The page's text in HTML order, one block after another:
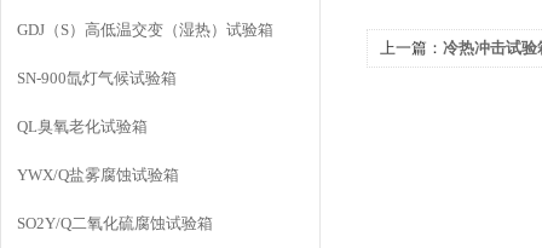
GDJ（S）高低温交变（湿热）试验箱
SN-900氙灯气候试验箱
QL臭氧老化试验箱
YWX/Q盐雾腐蚀试验箱
SO2Y/Q二氧化硫腐蚀试验箱
上一篇： 冷热冲击试验